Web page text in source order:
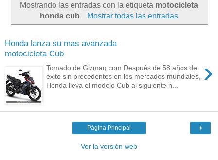
Mostrando las entradas con la etiqueta motocicleta
honda cub. Mostrar todas las entradas
Honda lanza su mas avanzada
motocicleta Cub
›
Tomado de Gizmag.com Después de 58 años de
éxito sin precedentes en los mercados mundiales,
Honda lleva el modelo Cub al siguiente n...
›
Página Principal
Ver la versión web